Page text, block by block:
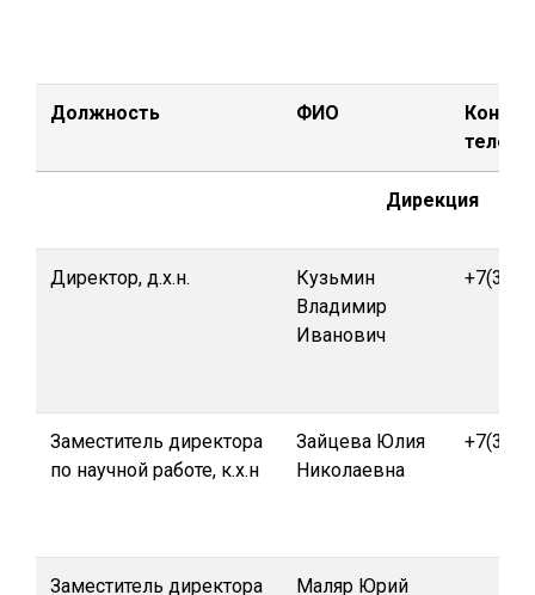
Должность ФИО
Дирекция
Директор, д.х.н.
Кузьмин
Владимир
Иванович
Заместитель директора
по научной работе, к.х.н
Зайцева Юлия
Николаевна
Заместитель директора
Маляр Юрий